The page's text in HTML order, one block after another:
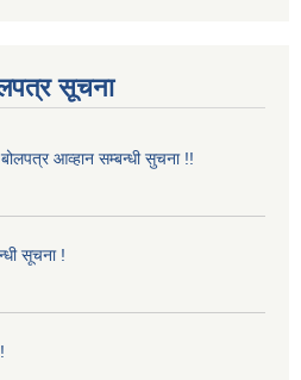
सूचना
बोलपत्र आव्हान सम्बन्धी सुचना !!
सूचना !